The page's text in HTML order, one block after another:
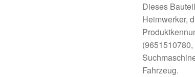
Dieses
Heimwerker,
Fahrzeug.